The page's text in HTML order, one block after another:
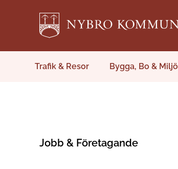
Trafik & Resor Bygga, Bo & Miljö
Jobb & Företagande